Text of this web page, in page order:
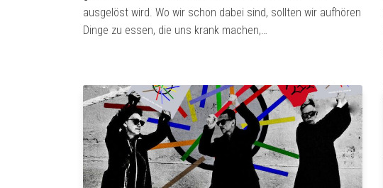
ausgelöst wird. Wo wir schon dabei sind, sollten wir aufhören
Dinge zu essen, die uns krank machen,…